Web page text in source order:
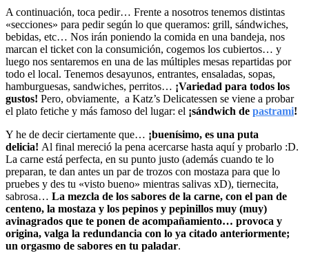
A continuación, toca pedir… Frente a nosotros tenemos distintas
«secciones» para pedir según lo que queramos: grill, sándwiches,
bebidas, etc… Nos irán poniendo la comida en una bandeja, nos
marcan el ticket con la consumición, cogemos los cubiertos… y
luego nos sentaremos en una de las múltiples mesas repartidas por
todo el local. Tenemos desayunos, entrantes, ensaladas, sopas,
hamburguesas, sandwiches, perritos… ¡Variedad para todos los
gustos! Pero, obviamente, a Katz’s Delicatessen se viene a probar
el plato fetiche y más famoso del lugar: el ¡sándwich de pastrami!
Y he de decir ciertamente que… ¡buenísimo, es una puta
delicia! Al final mereció la pena acercarse hasta aquí y probarlo :D.
La carne está perfecta, en su punto justo (además cuando te lo
preparan, te dan antes un par de trozos con mostaza para que lo
pruebes y des tu «visto bueno» mientras salivas xD), tiernecita,
sabrosa… La mezcla de los sabores de la carne, con el pan de
centeno, la mostaza y los pepinos y pepinillos muy (muy)
avinagrados que te ponen de acompañamiento… provoca y
origina, valga la redundancia con lo ya citado anteriormente;
un orgasmo de sabores en tu paladar.